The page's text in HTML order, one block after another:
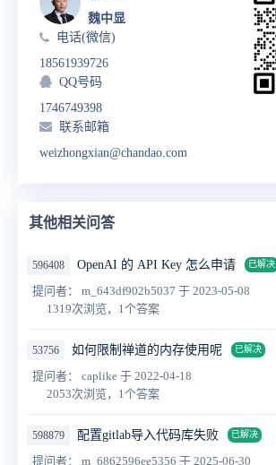
魏中显
电话(微信)
18561939726
QQ号码
1746749398
联系邮箱
weizhongxian@chandao.com
其他相关问答
596408 OpenAI 的 API Key 怎么申请 已解决
提问者： m_643df902b5037 于 2023-05-08
1319次浏览，1个答案
53756 如何限制禅道的内存使用呢 已解决
提问者： caplike 于 2022-04-18
2053次浏览，1个答案
598879 配置gitlab导入代码库失败 已解决
提问者： m_6862596ee5356 于 2025-06-30